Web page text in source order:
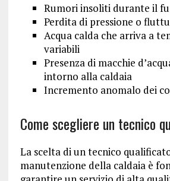
Rumori insoliti durante il
Perdita di pressione o
Acqua calda che arriva a
variabili
Presenza di macchie
intorno alla caldaia
Incremento anomalo dei
Come scegliere un tecnico
La scelta di un tecnico
manutenzione della caldaia è